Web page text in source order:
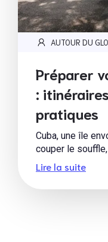
AUTOUR DU
Préparer
:
pratiques
Cuba, une île
couper le
Lire la suite